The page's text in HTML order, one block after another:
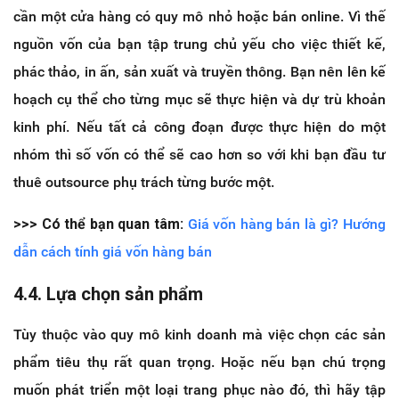
cần một cửa hàng có quy mô nhỏ hoặc bán online. Vì thế
nguồn vốn của bạn tập trung chủ yếu cho việc thiết kế,
phác thảo, in ấn, sản xuất và truyền thông. Bạn nên lên kế
hoạch cụ thể cho từng mục sẽ thực hiện và dự trù khoản
kinh phí. Nếu tất cả công đoạn được thực hiện do một
nhóm thì số vốn có thể sẽ cao hơn so với khi bạn đầu tư
thuê outsource phụ trách từng bước một.
>>> Có thể bạn quan tâm: Giá vốn hàng bán là gì? Hướng
dẫn cách tính giá vốn hàng bán
4.4. Lựa chọn sản phẩm
Tùy thuộc vào quy mô kinh doanh mà việc chọn các sản
phẩm tiêu thụ rất quan trọng. Hoặc nếu bạn chú trọng
muốn phát triển một loại trang phục nào đó, thì hãy tập